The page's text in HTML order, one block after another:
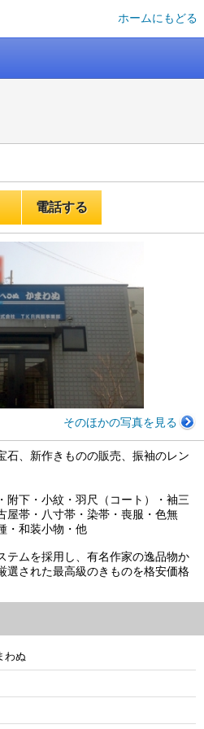
ホームにもどる
電話する
そのほかの写真を見る
石、新作きものの販売、振袖のレン
附下・小紋・羽尺（コート）・袖三
屋帯・八寸帯・染帯・喪服・色無
・和装小物・他
テムを採用し、有名作家の逸品物か
選された最高級のきものを格安価格
わぬ